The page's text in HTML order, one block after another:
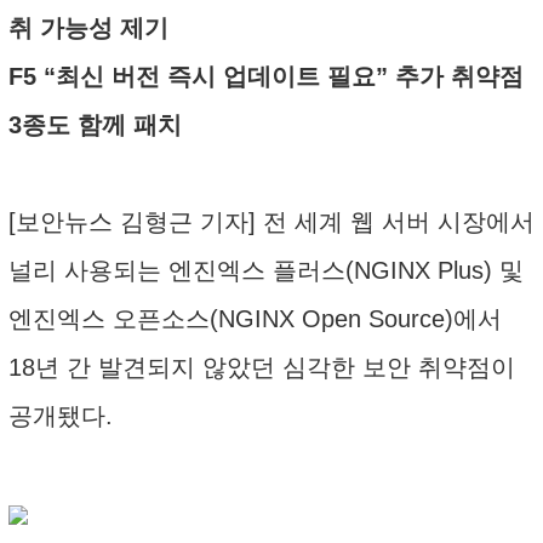
취 가능성 제기
F5 “최신 버전 즉시 업데이트 필요” 추가 취약점
3종도 함께 패치
[보안뉴스 김형근 기자] 전 세계 웹 서버 시장에서
널리 사용되는 엔진엑스 플러스(NGINX Plus) 및
엔진엑스 오픈소스(NGINX Open Source)에서
18년 간 발견되지 않았던 심각한 보안 취약점이
공개됐다.